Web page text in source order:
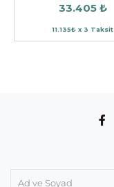
33.405 ₺
11.135₺ x 3 Taksit